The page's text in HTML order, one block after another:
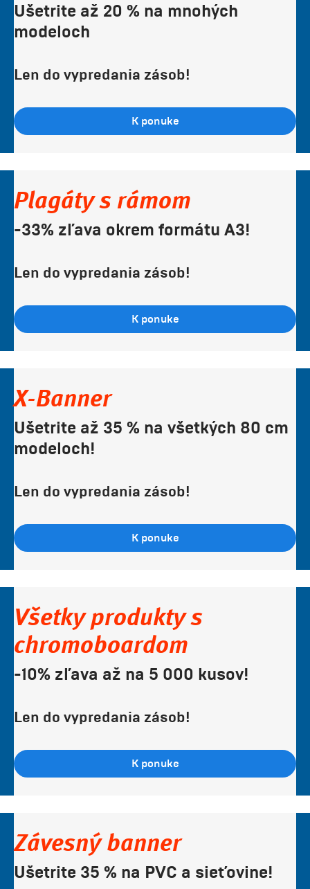
Ušetrite až 20 % na mnohých
modeloch
Len do vypredania zásob!
K ponuke
Plagáty s rámom
-33% zľava okrem formátu A3!
Len do vypredania zásob!
K ponuke
X-Banner
Ušetrite až 35 % na všetkých 80 cm
modeloch!
Len do vypredania zásob!
K ponuke
Všetky produkty s
chromoboardom
-10% zľava až na 5 000 kusov!
Len do vypredania zásob!
K ponuke
Závesný banner
Ušetrite 35 % na PVC a sieťovine!